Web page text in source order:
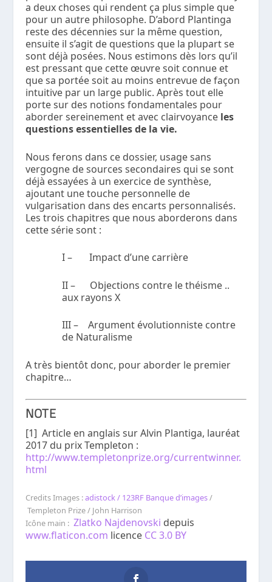
a deux choses qui rendent ça plus simple que
pour un autre philosophe. D’abord Plantinga
reste des décennies sur la même question,
ensuite il s’agit de questions que la plupart se
sont déjà posées. Nous estimons dès lors qu’il
est pressant que cette œuvre soit connue et
que sa portée soit au moins entrevue de façon
intuitive par un large public. Après tout elle
porte sur des notions fondamentales pour
aborder sereinement et avec clairvoyance les
questions essentielles de la vie.
Nous ferons dans ce dossier, usage sans
vergogne de sources secondaires qui se sont
déjà essayées à un exercice de synthèse,
ajoutant une touche personnelle de
vulgarisation dans des encarts personnalisés.
Les trois chapitres que nous aborderons dans
cette série sont :
I – Impact d’une carrière
II – Objections contre le théisme ..
aux rayons X
III – Argument évolutionniste contre
de Naturalisme
A très bientôt donc, pour aborder le premier
chapitre…
NOTE
[1] Article en anglais sur Alvin Plantiga, lauréat
2017 du prix Templeton :
http://www.templetonprize.org/currentwinner.
html
Credits Images :adistock / 123RF Banque d’images/
Templeton Prize / John Harrison
Icône main : Zlatko Najdenovski depuis
www.flaticon.com licence CC 3.0 BY